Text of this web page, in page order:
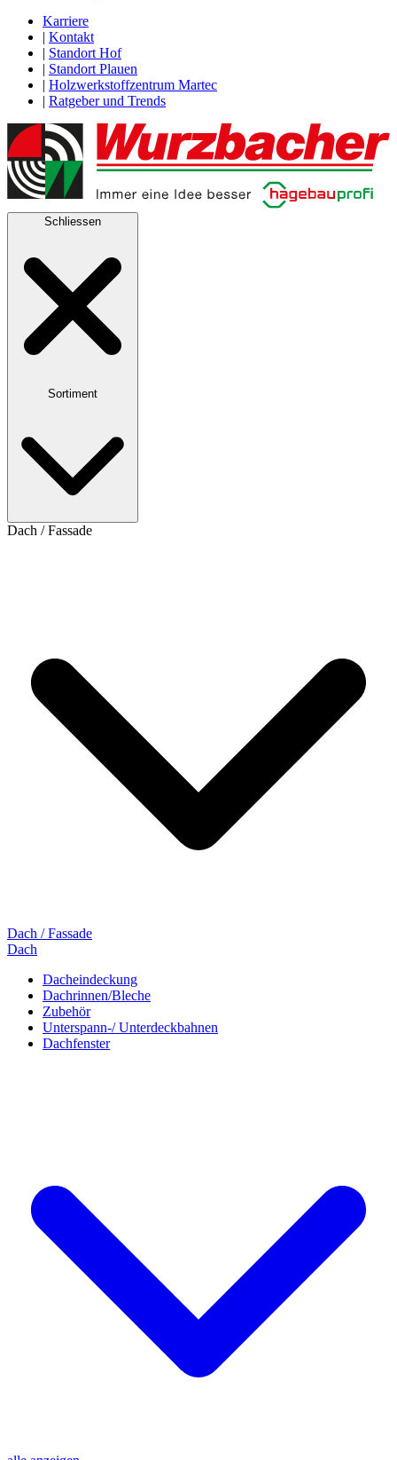
Karriere
| Kontakt
| Standort Hof
| Standort Plauen
| Holzwerkstoffzentrum Martec
| Ratgeber und Trends
Schliessen
Sortiment
Dach / Fassade
Dach / Fassade
Dach
Dacheindeckung
Dachrinnen/Bleche
Zubehör
Unterspann-/ Unterdeckbahnen
Dachfenster